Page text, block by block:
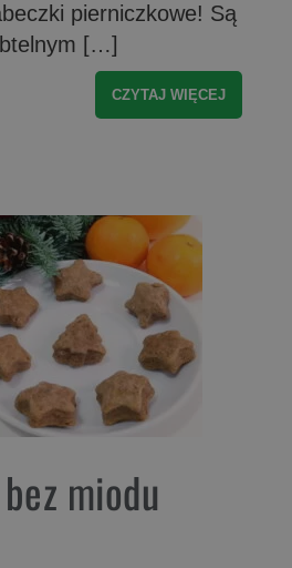
pierniczkowe! Są
[…]
CZYTAJ WIĘCEJ
miodu